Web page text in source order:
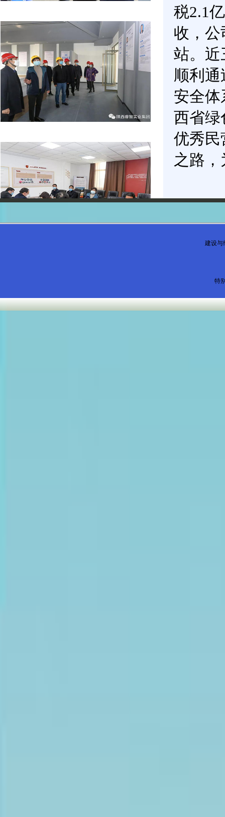
税2.1
收，
站。近
顺利通
安全体
西省绿
优秀民
之路
建设
特